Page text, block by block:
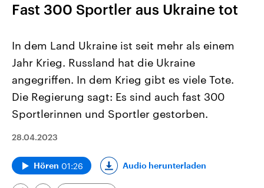
Fast 300 Sportler aus Ukraine tot
In dem Land Ukraine ist seit mehr als einem
Jahr Krieg. Russland hat die Ukraine
angegriffen. In dem Krieg gibt es viele Tote.
Die Regierung sagt: Es sind auch fast 300
Sportlerinnen und Sportler gestorben.
28.04.2023
Hören 01:26 Audio herunterladen